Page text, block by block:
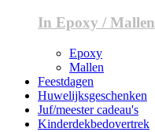
In Epoxy / Mallen
Epoxy
Mallen
Feestdagen
Huwelijksgeschenken
Juf/meester cadeau's
Kinderdekbedovertrek